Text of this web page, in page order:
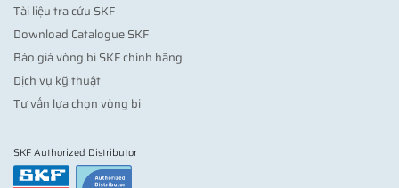
Tài liệu tra cứu SKF
Download Catalogue SKF
Báo giá vòng bi SKF chính hãng
Dịch vụ kỹ thuật
Tư vấn lựa chọn vòng bi
SKF Authorized Distributor